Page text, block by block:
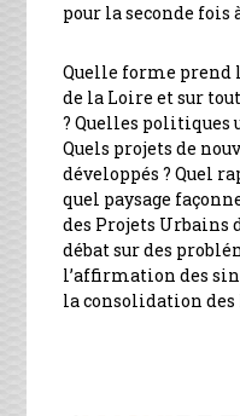
pour la seconde fois
Quelle forme prend
de la Loire et sur
? Quelles politiques
Quels projets de
développés ? Quel
quel paysage
des Projets Urbains
débat sur des
l’affirmation des
la consolidation